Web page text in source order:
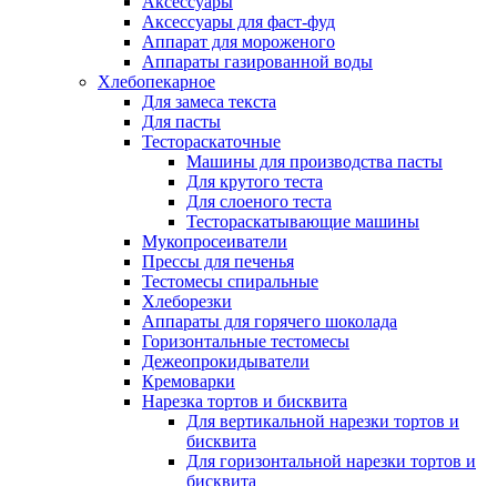
Аксессуары для фаст-фуд
Аппарат для мороженого
Аппараты газированной воды
Хлебопекарное
Для замеса текста
Для пасты
Тестораскаточные
Машины для производства пасты
Для крутого теста
Для слоеного теста
Тестораскатывающие машины
Мукопросеиватели
Прессы для печенья
Тестомесы спиральные
Хлеборезки
Аппараты для горячего шоколада
Горизонтальные тестомесы
Дежеопрокидыватели
Кремоварки
Нарезка тортов и бисквита
Для вертикальной нарезки тортов и
бисквита
Для горизонтальной нарезки тортов и
бисквита